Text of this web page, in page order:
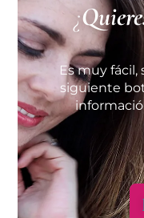
¿
Es muy fácil,
siguiente